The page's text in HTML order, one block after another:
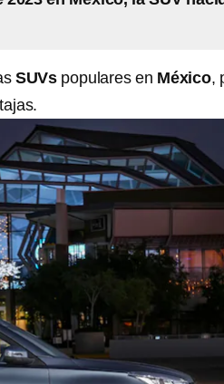
SUVs populares en México,